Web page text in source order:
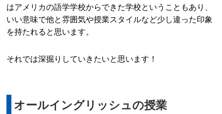
はアメリカの語学学校からできた学校ということもあり、
いい意味で他と雰囲気や授業スタイルなど少し違った印象
を持たれると思います。
それでは深掘りしていきたいと思います！
オールイングリッシュの授業